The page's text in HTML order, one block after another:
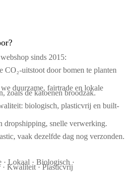
sinds 2015:
CO₂-uitstoot door bomen te planten
duurzame, fairtrade en lokale
zoals de katoenen broodzak.
biologisch, plasticvrij en built-
dropshipping, snelle verwerking.
vaak dezelfde dag nog verzonden.
· Lokaal · Biologisch ·
Kwaliteit · Plasticvrij